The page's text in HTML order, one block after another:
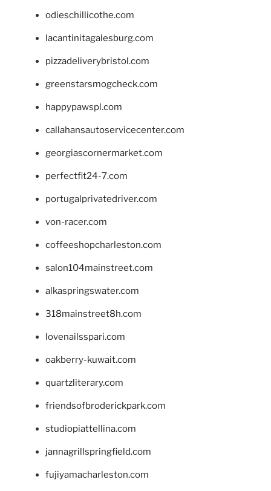
odieschillicothe.com
lacantinitagalesburg.com
pizzadeliverybristol.com
greenstarsmogcheck.com
happypawspl.com
callahansautoservicecenter.com
georgiascornermarket.com
perfectfit24-7.com
portugalprivatedriver.com
von-racer.com
coffeeshopcharleston.com
salon104mainstreet.com
alkaspringswater.com
318mainstreet8h.com
lovenailsspari.com
oakberry-kuwait.com
quartzliterary.com
friendsofbroderickpark.com
studiopiattellina.com
jannagrillspringfield.com
fujiyamacharleston.com